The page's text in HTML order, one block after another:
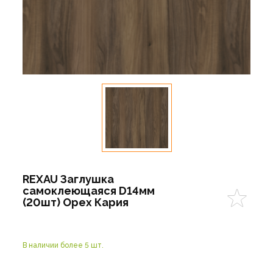
REXAU Заглушка
самоклеющаяся D14мм
(20шт) Орех Кария
В наличии более 5 шт.